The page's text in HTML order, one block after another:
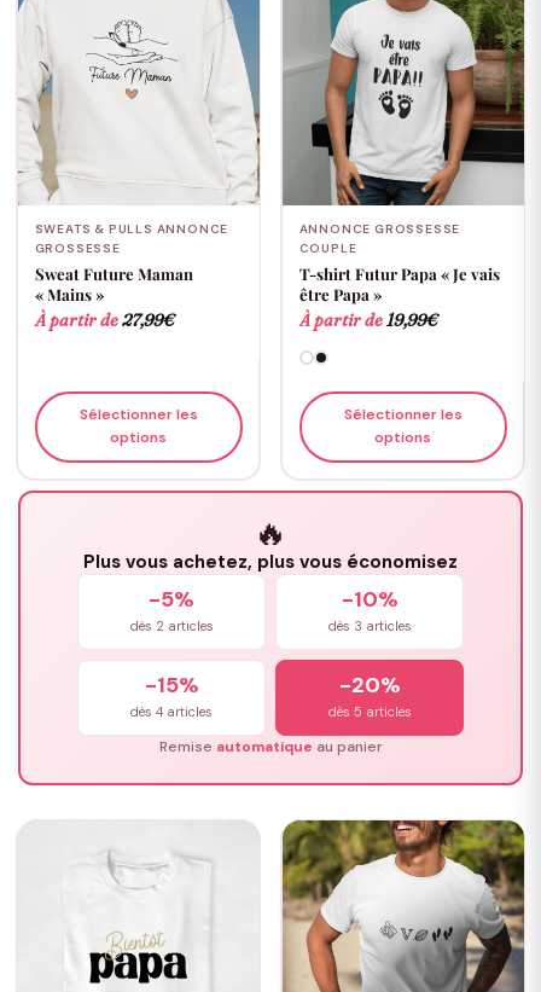
SWEATS & PULLS ANNONCE
GROSSESSE
Sweat Future Maman
« Mains »
À partir de27,99€
Sélectionner les
options
ANNONCE GROSSESSE
COUPLE
T-shirt Futur Papa « Je vais
être Papa »
À partir de19,99€
Sélectionner les
options
🔥
Plus vous achetez, plus vous économisez
-5%
dès 2 articles
-10%
dès 3 articles
-15%
dès 4 articles
-20%
dès 5 articles
Remise automatique au panier